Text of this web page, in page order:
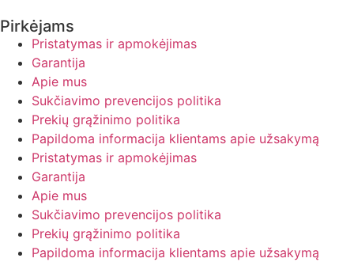
Pirkėjams
Pristatymas ir apmokėjimas
Garantija
Apie mus
Sukčiavimo prevencijos politika
Prekių grąžinimo politika
Papildoma informacija klientams apie užsakymą
Pristatymas ir apmokėjimas
Garantija
Apie mus
Sukčiavimo prevencijos politika
Prekių grąžinimo politika
Papildoma informacija klientams apie užsakymą